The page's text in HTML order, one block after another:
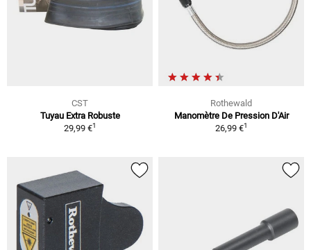
CST
Tuyau Extra Robuste
29,99 €1
Rothewald
Manomètre De Pression D'Air
26,99 €1